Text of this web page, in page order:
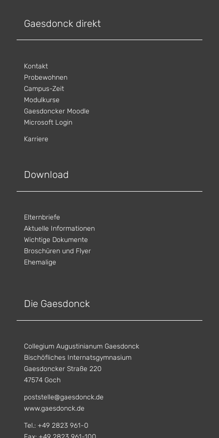
Gaesdonck direkt
Kontakt
Probewohnen
Campus-Zeit
Modulkurse
Gaesdoncker Moodle
Microsoft Login
Karriere
Download
Elternbriefe
Aktuelle Informationen
Wichtige Dokumente
Broschüren und Flyer
Ehemalige
Die Gaesdonck
Collegium Augustinianum Gaesdonck
Bischöfliches Internatsgymnasium
Gaesdoncker Straße 220
47574 Goch
poststelle@gaesdonck.de
www.gaesdonck.de
Tel.: +49 2823 961-0